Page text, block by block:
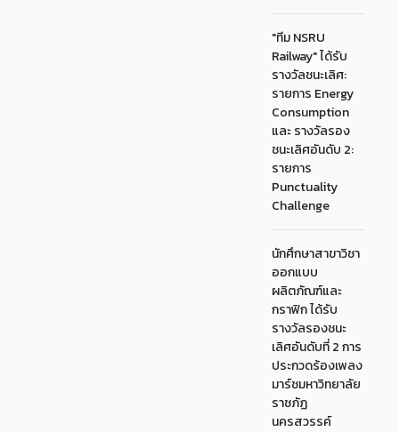
"ทีม NSRU
Railway" ได้รับ
รางวัลชนะเลิศ:
รายการ Energy
Consumption
และ รางวัลรอง
ชนะเลิศอันดับ 2:
รายการ
Punctuality
Challenge
นักศึกษาสาขาวิชา
ออกแบบ
ผลิตภัณฑ์และ
กราฟิก ได้รับ
รางวัลรองชนะ
เลิศอันดับที่ 2 การ
ประกวดร้องเพลง
มาร์ชมหาวิทยาลัย
ราชภัฏ
นครสวรรค์